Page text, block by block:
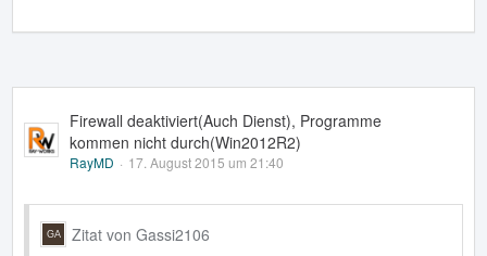
Firewall deaktiviert(Auch Dienst), Programme
kommen nicht durch(Win2012R2)
RayMD 17. August 2015 um 21:40
Zitat von Gassi2106